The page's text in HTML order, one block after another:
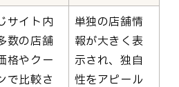
サイト内
数の店舗
格やクー
で比較さ
単独の店舗情
報が大きく表
示され、独自
性をアピール